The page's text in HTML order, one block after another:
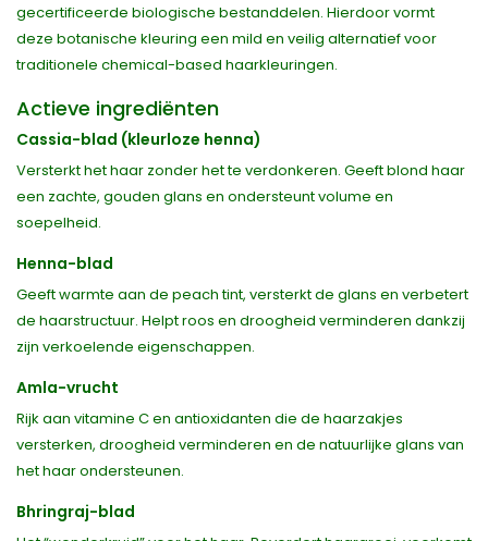
gecertificeerde biologische bestanddelen. Hierdoor vormt
deze botanische kleuring een mild en veilig alternatief voor
traditionele chemical-based haarkleuringen.
Actieve ingrediënten
Cassia-blad (kleurloze henna)
Versterkt het haar zonder het te verdonkeren. Geeft blond haar
een zachte, gouden glans en ondersteunt volume en
soepelheid.
Henna-blad
Geeft warmte aan de peach tint, versterkt de glans en verbetert
de haarstructuur. Helpt roos en droogheid verminderen dankzij
zijn verkoelende eigenschappen.
Amla-vrucht
Rijk aan vitamine C en antioxidanten die de haarzakjes
versterken, droogheid verminderen en de natuurlijke glans van
het haar ondersteunen.
Bhringraj-blad